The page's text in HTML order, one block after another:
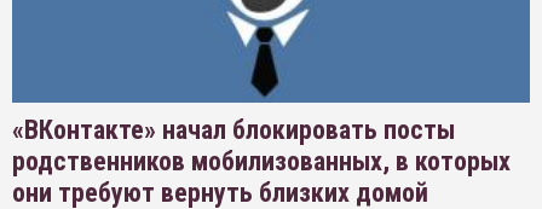
«ВКонтакте» начал блокировать посты
родственников мобилизованных, в которых
они требуют вернуть близких домой